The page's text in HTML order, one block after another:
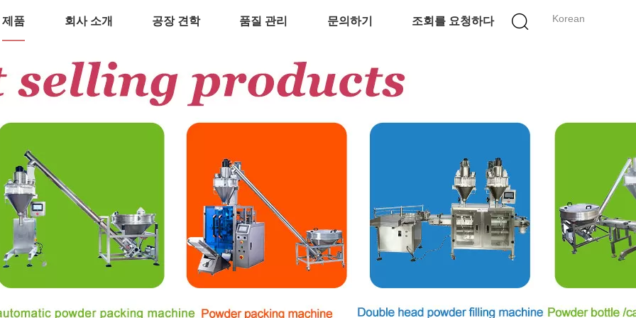
Korean
제품 회사 소개 공장 견학 품질 관리 문의하기 조회를 요청하다